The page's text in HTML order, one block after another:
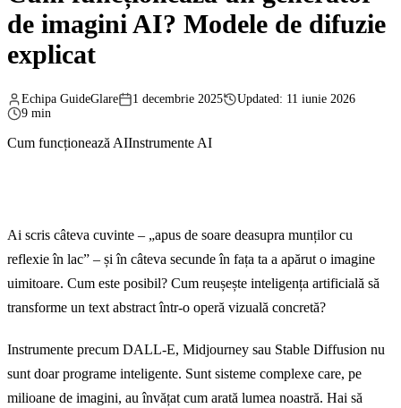
de imagini AI? Modele de difuzie
explicat
Echipa GuideGlare 1 decembrie 2025
Updated: 11 iunie 2026
9 min
Cum funcționează AIInstrumente AI
Ai scris câteva cuvinte – „apus de soare deasupra munților cu
reflexie în lac” – și în câteva secunde în fața ta a apărut o imagine
uimitoare. Cum este posibil? Cum reușește inteligența artificială să
transforme un text abstract într-o operă vizuală concretă?
Instrumente precum DALL-E, Midjourney sau Stable Diffusion nu
sunt doar programe inteligente. Sunt sisteme complexe care, pe
milioane de imagini, au învățat cum arată lumea noastră. Hai să